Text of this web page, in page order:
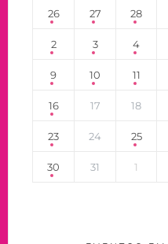
26 27 28
2 3 4
9 10 11
16 17 18
23 24 25
30 31 1